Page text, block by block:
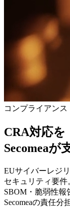
コンプライアンス
CRA対応を
Secomeaが
EUサイバーレジ
セキュリティ要件
SBOM・脆弱性報
Secomeaの責任分